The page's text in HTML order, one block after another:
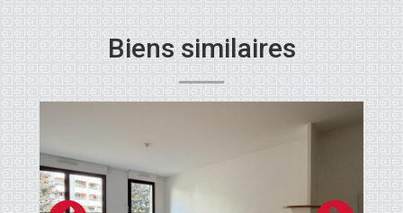
Biens similaires